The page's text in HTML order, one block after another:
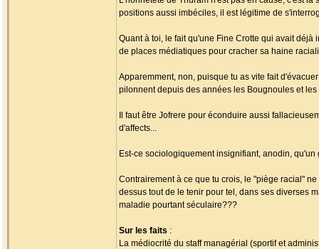
positions aussi imbéciles, il est légitime de
Quant à toi, le fait qu'une Fine Crotte qui avait
de places médiatiques pour cracher sa haine
Apparemment, non, puisque tu as vite fait
pilonnent depuis des années les Bougnoules et les
Il faut être Jofrere pour éconduire aussi
d'affects...
Est-ce sociologiquement insignifiant, anodin,
Contrairement à ce que tu crois, le "piège racial"
dessus tout de le tenir pour tel, dans ses diverses
maladie pourtant séculaire???
Sur les faits :
La médiocrité du staff managérial (sportif et